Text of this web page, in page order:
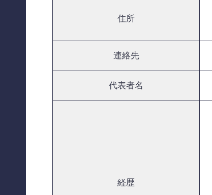
住所
連絡先
代表者名
経歴